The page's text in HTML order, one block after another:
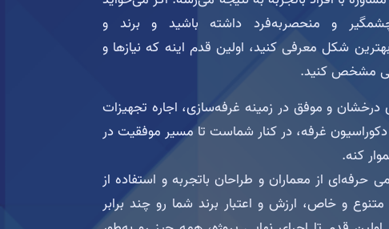
و منحصربه‌فرد داشته باشید و برند و
شکل معرفی کنید، اولین قدم اینه که نیازها و
مشخص کنید.
درخشان و موفق در زمینه غرفه‌سازی، اجاره تجهیزات
غرفه، در کنار شماست تا مسیر موفقیت در
کنه.
حرفه‌ای از معماران و طراحان باتجربه و استفاده از
و خاص، ارزش و اعتبار برند شما رو چند برابر